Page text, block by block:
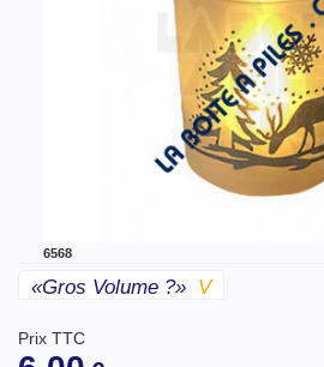
6568
«gros Volume ?» V
Prix TTC